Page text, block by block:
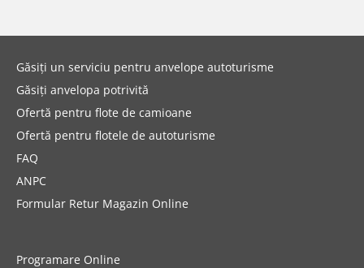
Găsiți un serviciu pentru anvelope autoturisme
Găsiți anvelopa potrivită
Ofertă pentru flote de camioane
Ofertă pentru flotele de autoturisme
FAQ
ANPC
Formular Retur Magazin Online
Programare Online